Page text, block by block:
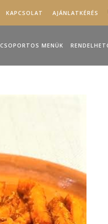
KAPCSOLAT AJÁNLATKÉRÉS
CSOPORTOS MENÜK